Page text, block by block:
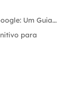
Um Guia...
para